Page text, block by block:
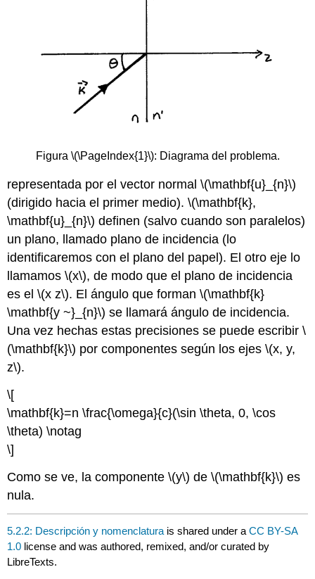
Figura \(\PageIndex{1}\): Diagrama del problema.
representada por el vector normal \(\mathbf{u}_{n}\)
(dirigido hacia el primer medio). \(\mathbf{k},
\mathbf{u}_{n}\) definen (salvo cuando son paralelos)
un plano, llamado plano de incidencia (lo
identificaremos con el plano del papel). El otro eje lo
llamamos \(x\), de modo que el plano de incidencia
es el \(x z\). El ángulo que forman \(\mathbf{k}
\mathbf{y ~}_{n}\) se llamará ángulo de incidencia.
Una vez hechas estas precisiones se puede escribir \
(\mathbf{k}\) por componentes según los ejes \(x, y,
z\).
\[
\mathbf{k}=n \frac{\omega}{c}(\sin \theta, 0, \cos
\theta) \notag
\]
Como se ve, la componente \(y\) de \(\mathbf{k}\) es
nula.
5.2.2: Descripción y nomenclatura is shared under aCC BY-SA
1.0 license and was authored, remixed, and/or curated by
LibreTexts.